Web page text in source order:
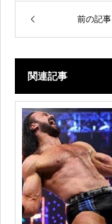
前の記事
関連記事